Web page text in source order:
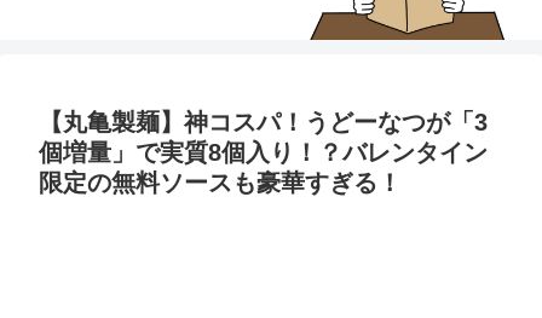
【丸亀製麺】神コスパ！うどーなつが「3
個増量」で実質8個入り！？バレンタイン
限定の無料ソースも豪華すぎる！